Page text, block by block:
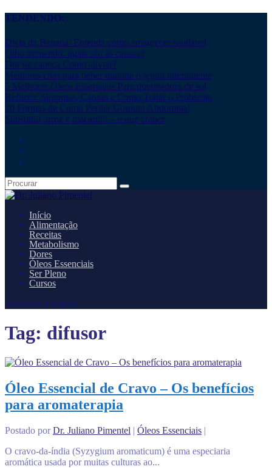
TENDENDO:
Dieta da Banana: Entenda como emagrecer saudável
Olho tremendo: quais são as causas?
Dor de cabeça Como aliviar?
Melhores chás para beber durante o jejum intermitente
5 Melhores Óleos Essenciais Para queimadura de sol
Refluxo: Sintomas, Causas e Como Tratar o Problema
20 Formas de Como Perder Gordura Abdominal
Substituir arroz e macarrão – o que comer
Início
Alimentação
Receitas
Metabolismo
Dores
Óleos Essenciais
Ser Pleno
Cursos
Selecione a página
Tag: difusor
Óleo Essencial de Cravo – Os benefícios
para aromaterapia
Postado porDr. Juliano Pimentel | Óleos Essenciais |
O cravo-da-índia (Syzygium aromaticum) é uma especiaria
aromática usada por muitas culturas ao...